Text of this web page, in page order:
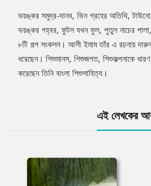
Tab
Article
ভয়ঙ্কর সমুদ্র-দানব, ভিন গ্রহের অতিথি,
ভয়ঙ্কর গহ্বর, ফুটল যখন ফুল, পুতুল নাচের পালা,
৮টি গল্প সংকলন। আলী ইমাম তাঁর এ রচনায় দারুন
ধরেছেন। শিশুমানস, শিশুজগত, শিশুকল্পনাকে
করেছেন তিনি বাংলা শিশুসাহিত্য।
এই লেখকের